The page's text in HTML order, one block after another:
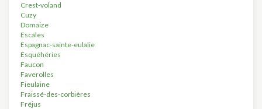
Crest-voland
Cuzy
Domaize
Escales
Espagnac-sainte-eulalie
Esquéhéries
Faucon
Faverolles
Fieulaine
Fraissé-des-corbières
Fréjus